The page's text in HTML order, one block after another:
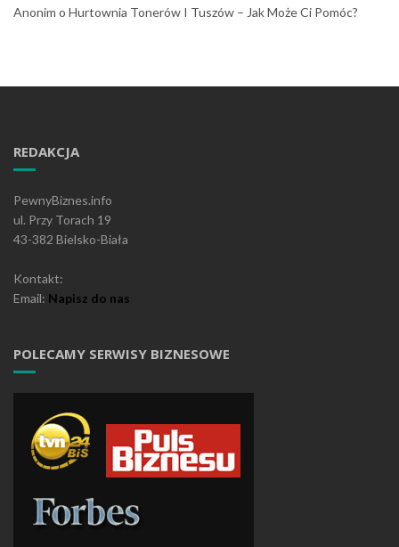
Anonim o Hurtownia Tonerów I Tuszów – Jak Może Ci Pomóc?
REDAKCJA
PewnyBiznes.info
ul. Przy Torach 19
43-382 Bielsko-Biała
Kontakt:
Email: Napisz do nas
POLECAMY SERWISY BIZNESOWE